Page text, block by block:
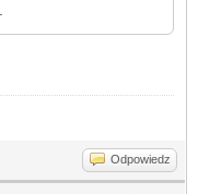
Odpowiedz